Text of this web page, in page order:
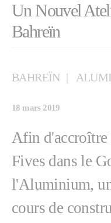
Un Nouvel
Bahreïn
BAHREÏN
18 mars 2019
Afin d'accroître
Fives dans le
l'Aluminium,
cours de